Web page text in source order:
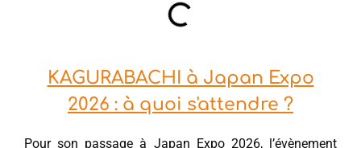
KAGURABACHI à Japan Expo
2026 : à quoi s'attendre ?
Pour son passage à Japan Expo 2026, l’évènement